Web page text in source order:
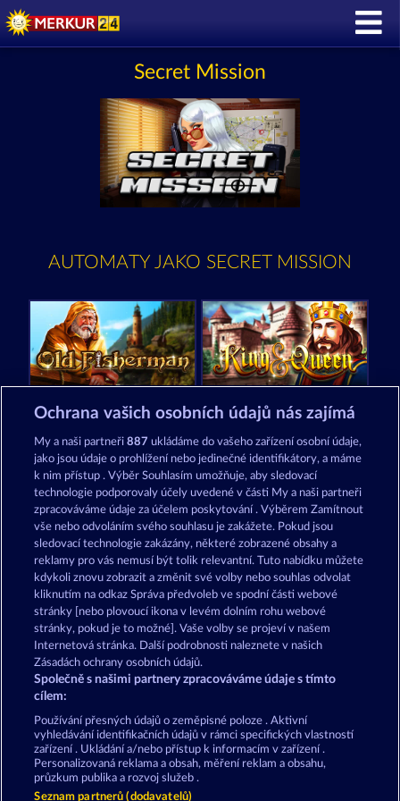
Secret Mission
AUTOMATY JAKO SECRET MISSION
Old Fisherman King & Queen
Roman Legion Balthazar
Podmínky Prohlášení o ochraně údajů
Kontakt Společnost Časté dotazy
Facebook
Podat Žádost o Odstoupení
Ochrana vašich osobních údajů nás zajímá
My a naši partneři887 ukládáme do vašeho zařízení osobní údaje,
jako jsou údaje o prohlížení nebo jedinečné identifikátory, a máme
k nim přístup . Výběr Souhlasím umožňuje, aby sledovací
technologie podporovaly účely uvedené v části My a naši partneři
zpracováváme údaje za účelem poskytování . Výběrem Zamítnout
vše nebo odvoláním svého souhlasu je zakážete. Pokud jsou
sledovací technologie zakázány, některé zobrazené obsahy a
reklamy pro vás nemusí být tolik relevantní. Tuto nabídku můžete
kdykoli znovu zobrazit a změnit své volby nebo souhlas odvolat
kliknutím na odkaz Správa předvoleb ve spodní části webové
stránky [nebo plovoucí ikona v levém dolním rohu webové
stránky, pokud je to možné]. Vaše volby se projeví v našem
Internetová stránka. Další podrobnosti naleznete v našich
Zásadách ochrany osobních údajů.
Společně s našimi partnery zpracováváme údaje s tímto
cílem:
Používání přesných údajů o zeměpisné poloze . Aktivní
vyhledávání identifikačních údajů v rámci specifických vlastností
zařízení . Ukládání a/nebo přístup k informacím v zařízení .
Personalizovaná reklama a obsah, měření reklam a obsahu,
průzkum publika a rozvoj služeb .
Seznam partnerů (dodavatelů)